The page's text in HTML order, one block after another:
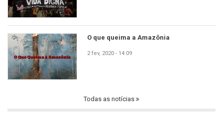
O que queima a Amazônia
2 fev, 2020 - 14:09
Todas as notícias